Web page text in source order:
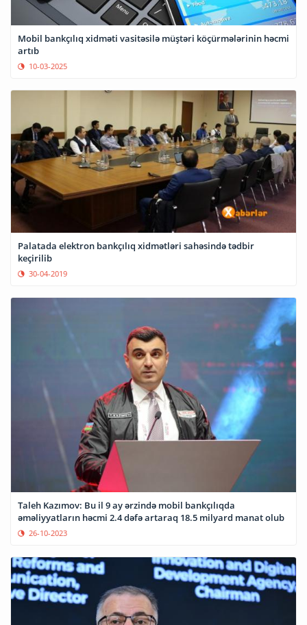
Mobil bankçılıq xidməti vasitəsilə müştəri köçürmələrinin həcmi
artıb
10-03-2025
Palatada elektron bankçılıq xidmətləri sahəsində tədbir
keçirilib
30-04-2019
Taleh Kazımov: Bu il 9 ay ərzində mobil bankçılıqda
əməliyyatların həcmi 2.4 dəfə artaraq 18.5 milyard manat olub
26-10-2023